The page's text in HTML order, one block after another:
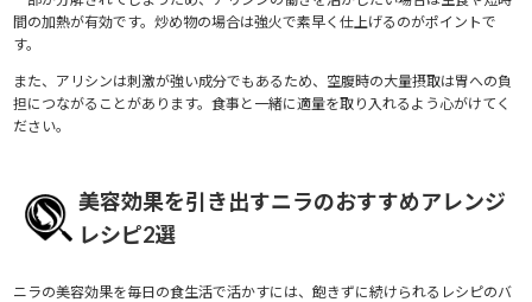
間の加熱が有効です。炒め物の場合は強火で素早く仕上げるのがポイントで
す。
また、アリシンは刺激が強い成分でもあるため、空腹時の大量摂取は胃への負
担につながることがあります。食事と一緒に適量を取り入れるよう心がけてく
ださい。
美容効果を引き出すニラのおすすめアレンジ
レシピ2選
ニラの美容効果を毎日の食生活で活かすには、飽きずに続けられるレシピのバ